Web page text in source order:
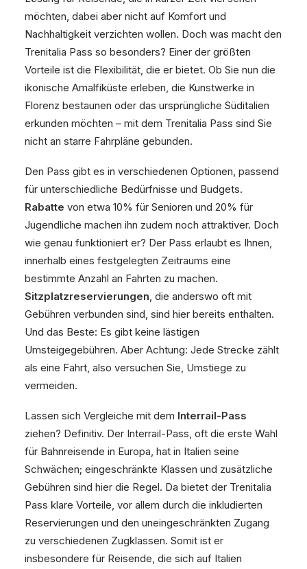
möchten, dabei aber nicht auf Komfort und
Nachhaltigkeit verzichten wollen. Doch was macht den
Trenitalia Pass so besonders? Einer der größten
Vorteile ist die Flexibilität, die er bietet. Ob Sie nun die
ikonische Amalfiküste erleben, die Kunstwerke in
Florenz bestaunen oder das ursprüngliche Süditalien
erkunden möchten – mit dem Trenitalia Pass sind Sie
nicht an starre Fahrpläne gebunden.
Den Pass gibt es in verschiedenen Optionen, passend
für unterschiedliche Bedürfnisse und Budgets.
Rabatte von etwa 10% für Senioren und 20% für
Jugendliche machen ihn zudem noch attraktiver. Doch
wie genau funktioniert er? Der Pass erlaubt es Ihnen,
innerhalb eines festgelegten Zeitraums eine
bestimmte Anzahl an Fahrten zu machen.
Sitzplatzreservierungen, die anderswo oft mit
Gebühren verbunden sind, sind hier bereits enthalten.
Und das Beste: Es gibt keine lästigen
Umsteigegebühren. Aber Achtung: Jede Strecke zählt
als eine Fahrt, also versuchen Sie, Umstiege zu
vermeiden.
Lassen sich Vergleiche mit dem Interrail-Pass
ziehen? Definitiv. Der Interrail-Pass, oft die erste Wahl
für Bahnreisende in Europa, hat in Italien seine
Schwächen; eingeschränkte Klassen und zusätzliche
Gebühren sind hier die Regel. Da bietet der Trenitalia
Pass klare Vorteile, vor allem durch die inkludierten
Reservierungen und den uneingeschränkten Zugang
zu verschiedenen Zugklassen. Somit ist er
insbesondere für Reisende, die sich auf Italien